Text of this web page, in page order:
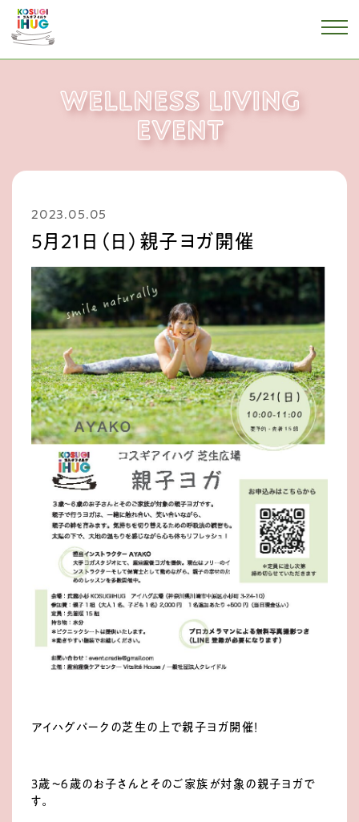
2023.05.05
5月２１日（日）親子ヨガ開催
アイハグパークの芝生の上で親子ヨガ開催！
３歳～６歳のお子さんとそのご家族が対象の親子ヨガで
す。